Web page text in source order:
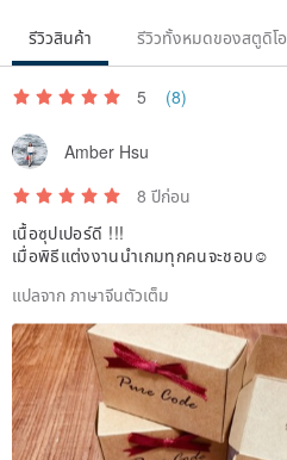
รีวิวสินค้า รีวิวทั้งหมดของสตูดิโอ
5 (8)
Amber Hsu
8 ปีก่อน
เนื้อซุปเปอร์ดี !!!
เมื่อพิธีแต่งงานนำเกมทุกคนจะชอบ☺️
แปลจาก ภาษาจีนตัวเต็ม